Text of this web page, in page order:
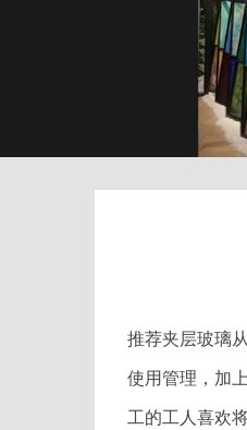
推荐夹层玻璃
使用管理，加
工的工人喜欢